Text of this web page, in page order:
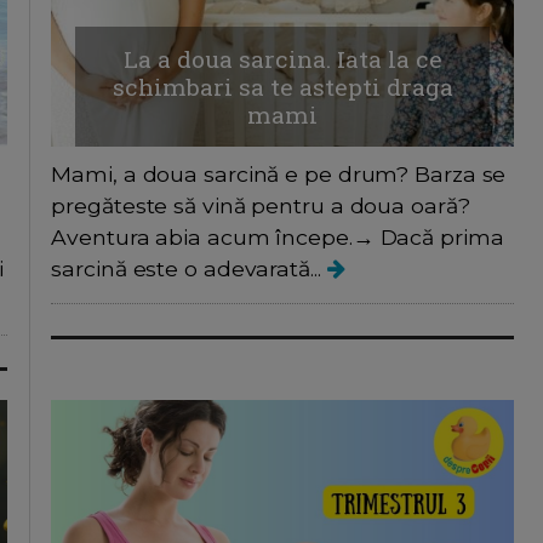
La a doua sarcina. Iata la ce
schimbari sa te astepti draga
mami
Mami, a doua sarcină e pe drum? Barza se
pregăteste să vină pentru a doua oară?
Aventura abia acum începe.→ Dacă prima
sarcină este o adevarată...